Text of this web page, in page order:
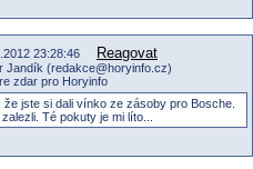
23:28:46 Reagovat
Jandík (redakce@horyinfo.cz)
zdar pro Horyinfo
jste si dali vínko ze zásoby pro Bosche.
Té pokuty je mi líto...